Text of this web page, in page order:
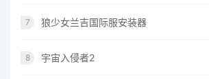
7 狼少女兰吉国际服安装器
8 宇宙入侵者2